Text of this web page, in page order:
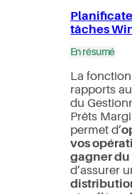
tâches
En résumé
La
rapports
du
Prêts
permet d’
vos
gagner du
d’assurer